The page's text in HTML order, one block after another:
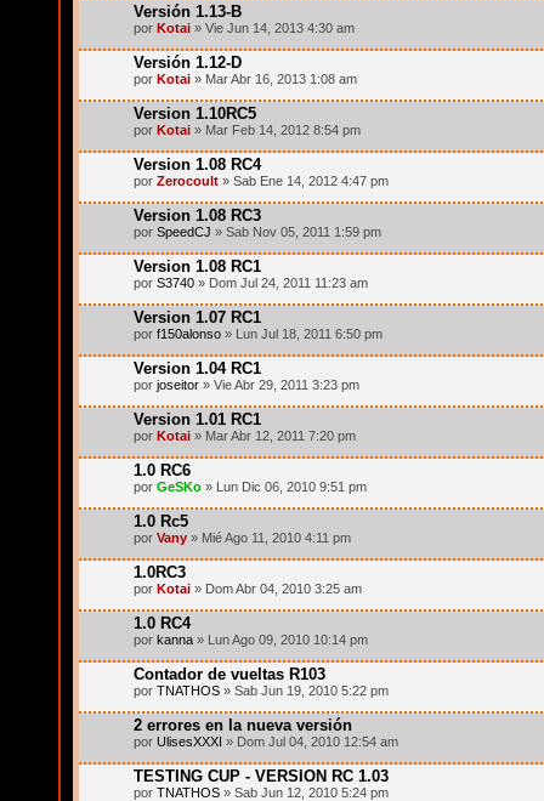
Versión 1.13-B
por Kotai » Vie Jun 14, 2013 4:30 am
Versión 1.12-D
por Kotai » Mar Abr 16, 2013 1:08 am
Version 1.10RC5
por Kotai » Mar Feb 14, 2012 8:54 pm
Version 1.08 RC4
por Zerocoult » Sab Ene 14, 2012 4:47 pm
Version 1.08 RC3
por SpeedCJ » Sab Nov 05, 2011 1:59 pm
Version 1.08 RC1
por S3740 » Dom Jul 24, 2011 11:23 am
Version 1.07 RC1
por f150alonso » Lun Jul 18, 2011 6:50 pm
Version 1.04 RC1
por joseitor » Vie Abr 29, 2011 3:23 pm
Version 1.01 RC1
por Kotai » Mar Abr 12, 2011 7:20 pm
1.0 RC6
por GeSKo » Lun Dic 06, 2010 9:51 pm
1.0 Rc5
por Vany » Mié Ago 11, 2010 4:11 pm
1.0RC3
por Kotai » Dom Abr 04, 2010 3:25 am
1.0 RC4
por kanna » Lun Ago 09, 2010 10:14 pm
Contador de vueltas R103
por TNATHOS » Sab Jun 19, 2010 5:22 pm
2 errores en la nueva versión
por UlisesXXXI » Dom Jul 04, 2010 12:54 am
TESTING CUP - VERSION RC 1.03
por TNATHOS » Sab Jun 12, 2010 5:24 pm